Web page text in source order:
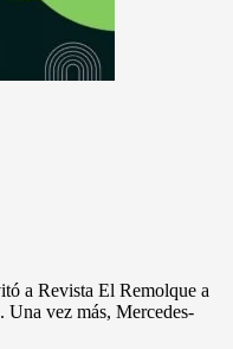
a Revista El Remolque a
vez más, Mercedes-